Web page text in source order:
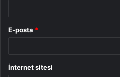
E-posta *
İnternet sitesi